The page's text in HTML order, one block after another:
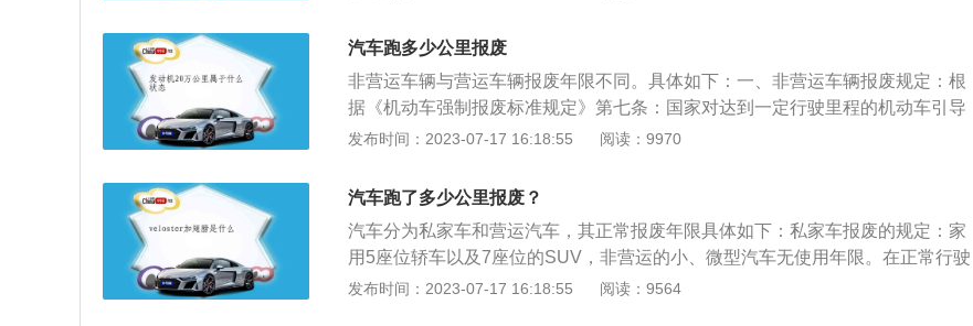
其所有人应当将机动车交售给报废机动车回收拆解企业。由报废机动车回收拆解
企业按规定进行登记、拆解、销毁等处理，并将报废机动车登记证书、号牌、行
驶证交公安机关交通管理部门注销：(一)达到本规定第五条规定使用年限的;(二)经
修理和调整仍不符合机动车安全技术国家标准对在用车有关要求的;(三)经修理和
调整或者采用控制技术后，向大气排放污染物或者噪声仍不符合国家标准对在用
验合格标志的。根据《机动车强制报废标准规定》第七条，国家对达到一定行驶
里程的机动车引导报废。达到下列行驶里程的机动车，其所有人可以将机动车交
售给报废机动车回收拆解企业，由报废机动车回收拆解企业按规定进行登记、拆
理部门注销：（一）小、微型出租客运汽车行驶60万千米，中型出租客运汽车行
汽车跑多少公里报废
非营运车辆与营运车辆报废年限不同。具体如下：一、非营运车辆报废规定：根
据《机动车强制报废标准规定》第七条：国家对达到一定行驶里程的机动车引导
报废，其中小、微型非营运载客汽车和大型非营运轿车报废里程为60万公里。
客运汽车行驶50万千米，大型出租客运汽车行驶60万千米;(二)租赁载客汽车行驶
60万千米;(三)小型和中型教练载客汽车行驶50万千米，大型教练载客汽车行驶60
万千米;(四)公交客运汽车行驶40万千米;(五)其他小、微型营运载客汽车行驶60万
千米，中型营运载客汽车行驶50万千米，大型营运载客汽车行驶80万千米;(六)专
用校车行驶40万千米;(七)小、微型非营运载客汽车和大型非营运轿车行驶60万千
发布时间：2023-07-17 16:18:55 阅读：9970
汽车跑了多少公里报废？
汽车分为私家车和营运汽车，其正常报废年限具体如下：私家车报废的规定：家
用5座位轿车以及7座位的SUV，非营运的小、微型汽车无使用年限。在正常行驶
里程达到了60万公里时，国家将引导报废。除了上述车辆，小、微型非营运载客
发布时间：2023-07-17 16:18:55 阅读：9564